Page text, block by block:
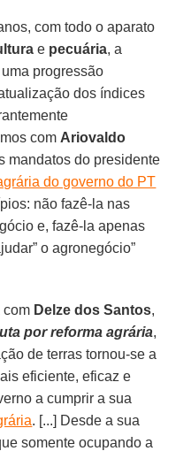
com todo o aparato
e pecuária, a
progressão
dos índices
com Ariovaldo
mandatos do presidente
do governo do PT
não fazê-la nas
e, fazê-la apenas
o agronegócio”
com Delze dos Santos,
por reforma agrária,
de terras tornou-se a
eficiente, eficaz e
a cumprir a sua
. [...] Desde a sua
somente ocupando a